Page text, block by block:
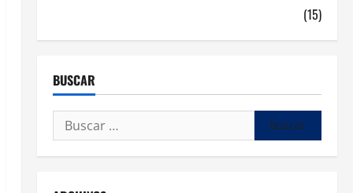
(15)
BUSCAR